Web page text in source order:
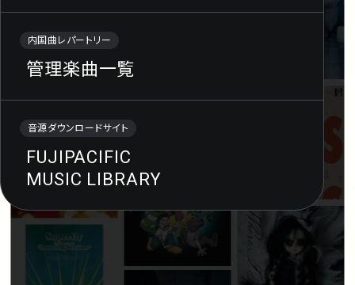
内国曲レパートリー
管理楽曲一覧
音源ダウンロードサイト
FUJIPACIFIC
MUSIC LIBRARY